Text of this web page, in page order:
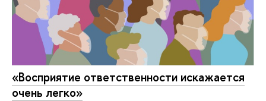
«Восприятие ответственности искажается
очень легко»